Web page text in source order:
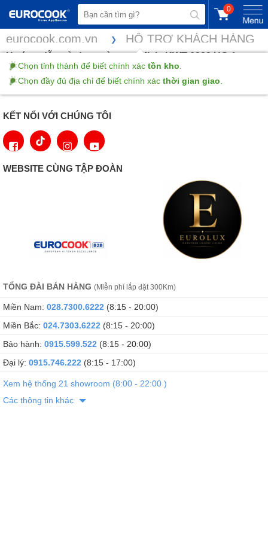
0
Chọn tỉnh thành để biết chính xác tồn kho
Chọn đầy đủ địa chỉ để biết chính xác thời gian giao
eurocook.com.vn HỖ TRỢ KHÁCH HÀNG
Hướng dẫn sử dụng tủ rượu Miele KWT 6322 UG-1
Xem và tải HDSDtại đây
KẾT NỐI VỚI CHÚNG TÔI
WEBSITE CÙNG TẬP ĐOÀN
TỔNG ĐÀI BÁN HÀNG (Miễn phí lắp đặt 300Km)
Miền Nam: 028.7300.6222 (8:15 - 20:00)
Miền Bắc: 024.7303.6222 (8:15 - 20:00)
Bảo hành: 0915.599.522 (8:15 - 20:00)
Đại lý: 0915.746.222 (8:15 - 17:00)
Xem hệ thống 21 showroom (8:00 - 22:00 )
Các thông tin khác